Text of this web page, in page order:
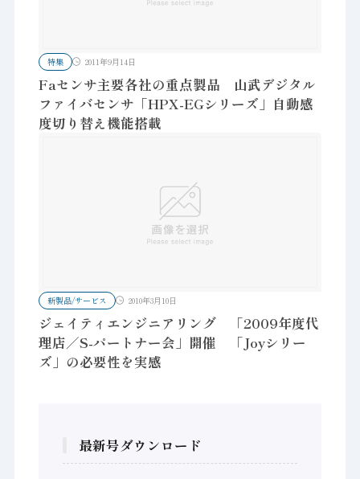
特集 2011年9月14日
Faセンサ主要各社の重点製品 山武デジタル
ファイバセンサ「HPX-EGシリーズ」自動感
度切り替え機能搭載
新製品/サービス 2010年3月10日
ジェイティエンジニアリング 「2009年度代
理店／S-パートナー会」開催 「Joyシリー
ズ」の必要性を実感
最新号ダウンロード